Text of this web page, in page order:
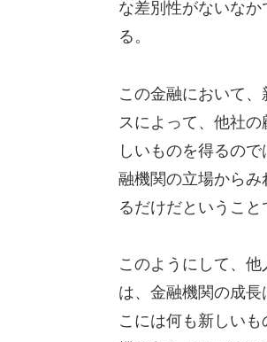
な差別性がないな
る。
この金融において
スによって、他社
しいものを得るの
融機関の立場から
るだけだということ
このようにして、
は、金融機関の成
こには何も新しい